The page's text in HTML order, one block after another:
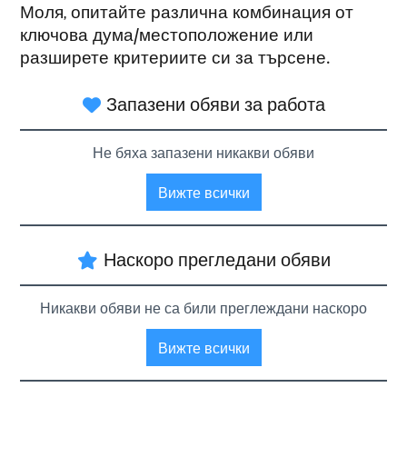
Моля, опитайте различна комбинация от
ключова дума/местоположение или
разширете критериите си за търсене.
Запазени обяви за работа
Не бяха запазени никакви обяви
Вижте всички
Наскоро прегледани обяви
Никакви обяви не са били преглеждани наскоро
Вижте всички